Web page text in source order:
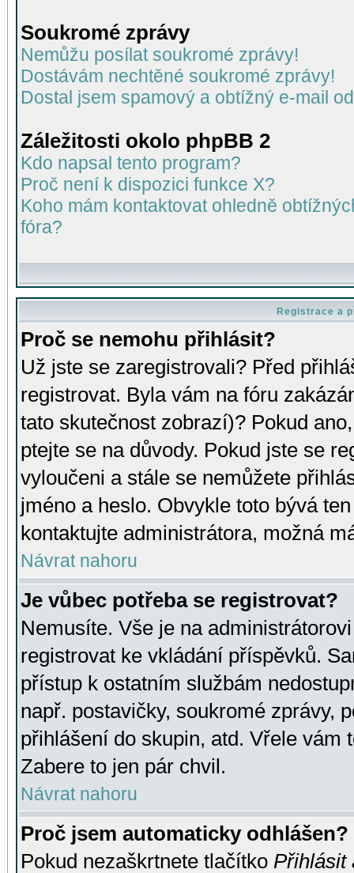
Soukromé zprávy
Nemůžu posílat soukromé zprávy!
Dostávám nechtěné soukromé zprávy!
Dostal jsem spamový a obtížný e-mail
Záležitosti okolo phpBB 2
Kdo napsal tento program?
Proč není k dispozici funkce X?
Koho mám kontaktovat ohledně
fóra?
Registrace a
Proč se nemohu přihlásit?
Už jste se zaregistrovali? Před
registrovat. Byla vám na fóru
tato skutečnost zobrazí)? Pokud
ptejte se na důvody. Pokud jste se
vyloučeni a stále se nemůžete
jméno a heslo. Obvykle toto bývá
kontaktujte administrátora, možná
Návrat nahoru
Je vůbec potřeba se registrovat?
Nemusíte. Vše je na
registrovat ke vkládání příspěvků.
přístup k ostatním službám
např. postavičky, soukromé zprávy,
přihlášení do skupin, atd. Vřele vám
Zabere to jen pár chvil.
Návrat nahoru
Proč jsem automaticky odhlášen?
Pokud nezaškrtnete tlačítko Přihlásit